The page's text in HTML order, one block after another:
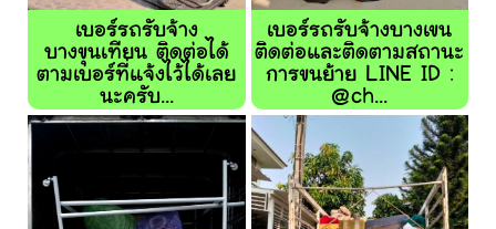
เบอร์รถรับจ้าง
บางขุนเทียน ติดต่อได้
ตามเบอร์ที่แจ้งไว้ได้เลย
นะครับ...
เบอร์รถรับจ้างบางเขน
ติดต่อและติดตามสถานะ
การขนย้าย LINE ID :
@ch...